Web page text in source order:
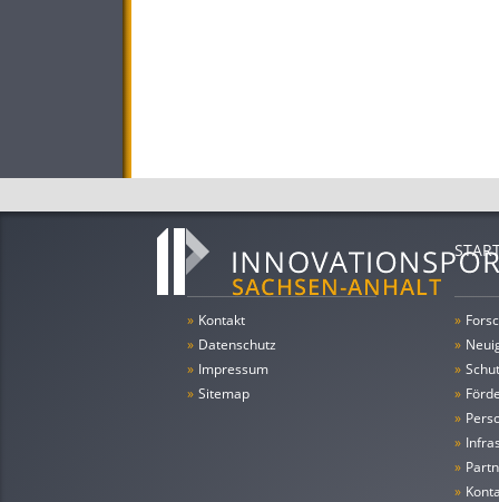
» Kontakt
» Datenschutz
» Impressum
» Sitemap
»
»
»
»
»
»
»
»